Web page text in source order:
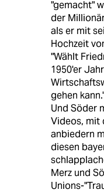
"gemacht"
der
als er mit
Hochzeit
"Wählt
1950'er
gehen
Und Söder
Videos, mit
anbiedern
diesen
Merz und
Unions-